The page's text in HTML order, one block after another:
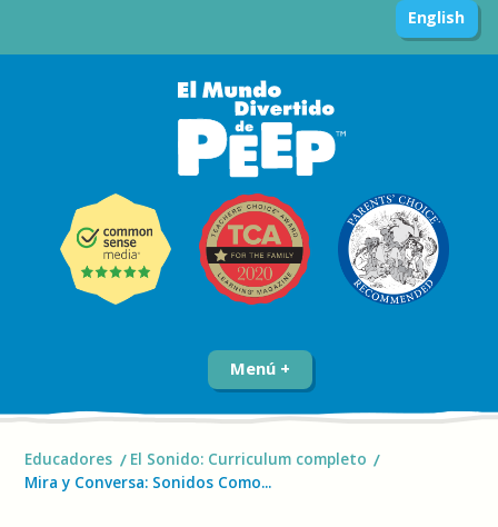
English
Menú
Educadores
El Sonido: Curriculum completo
Mira y Conversa: Sonidos Como...